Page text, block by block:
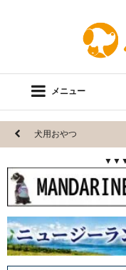
メニュー
犬用おやつ
▼▼▼